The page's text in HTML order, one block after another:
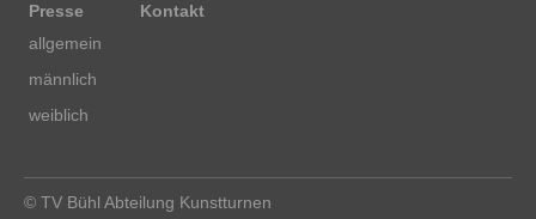
Presse
allgemein
männlich
weiblich
Kontakt
© TV Bühl Abteilung Kunstturnen